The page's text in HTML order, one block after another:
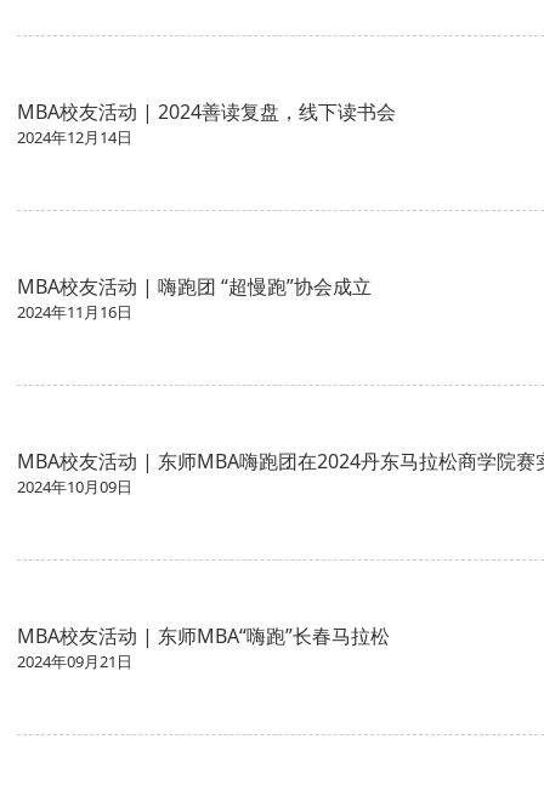
MBA校友活动 | 2024善读复盘，线下读书会
2024年12月14日
MBA校友活动 | 嗨跑团 “超慢跑”协会成立
2024年11月16日
MBA校友活动 | 东师MBA嗨跑团在2024丹东马拉松商学院赛
2024年10月09日
MBA校友活动 | 东师MBA“嗨跑”长春马拉松
2024年09月21日